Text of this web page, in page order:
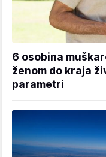
6 osobina
ženom do kraja
parametri